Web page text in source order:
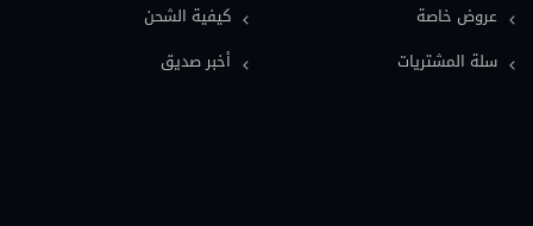
معاجم قانونية (11)
فلسفة قانون (9)
كيفية الشحن
أخبر صديق
عروض خاصة
سلة المشتريات